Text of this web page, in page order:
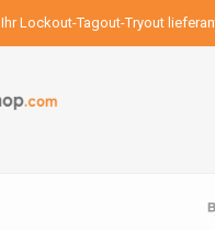
Ihr Lockout-Tagout-Tryout